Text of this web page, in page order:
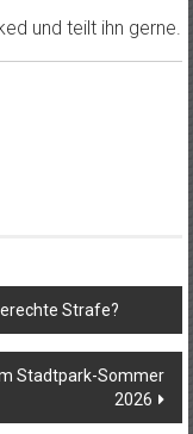
und teilt ihn gerne.
Strafe?
Stadtpark-Sommer
2026